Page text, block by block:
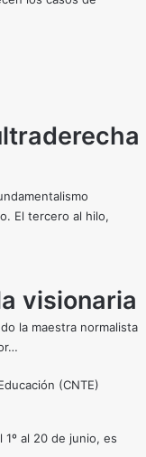
El tercero al hilo,
visionaria
la maestra normalista
(CNTE)
al 20 de junio, es